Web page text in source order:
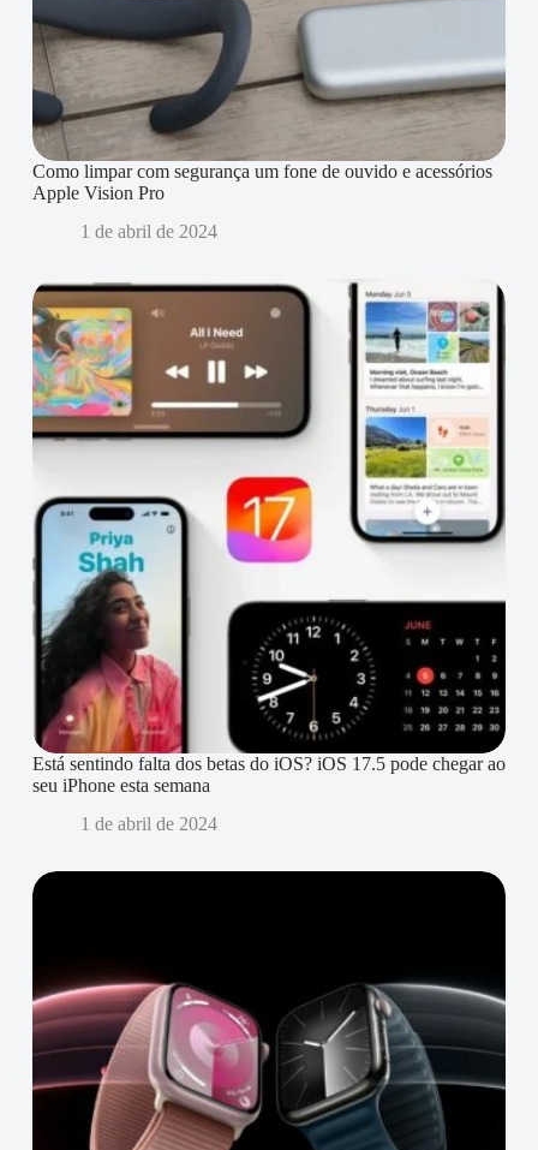
Como limpar com segurança um fone de ouvido e acessórios
Apple Vision Pro
1 de abril de 2024
Está sentindo falta dos betas do iOS? iOS 17.5 pode chegar ao
seu iPhone esta semana
1 de abril de 2024